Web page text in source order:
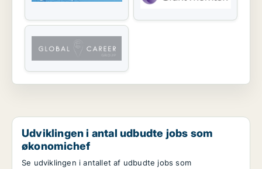
Udviklingen i antal udbudte jobs som
økonomichef
Se udviklingen i antallet af udbudte jobs som